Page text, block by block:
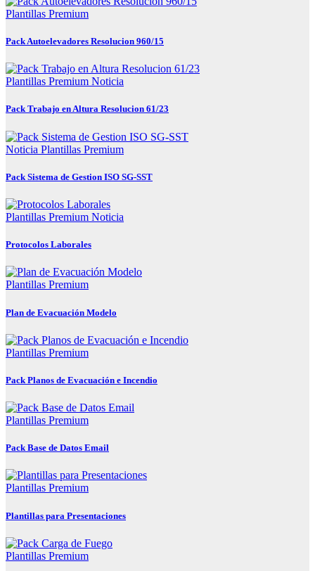
Plantillas Premium
Pack Autoelevadores Resolucion 960/15
Plantillas Premium Noticia
Pack Trabajo en Altura Resolucion 61/23
Noticia Plantillas Premium
Pack Sistema de Gestion ISO SG-SST
Plantillas Premium Noticia
Protocolos Laborales
Plantillas Premium
Plan de Evacuación Modelo
Plantillas Premium
Pack Planos de Evacuación e Incendio
Plantillas Premium
Pack Base de Datos Email
Plantillas Premium
Plantillas para Presentaciones
Plantillas Premium